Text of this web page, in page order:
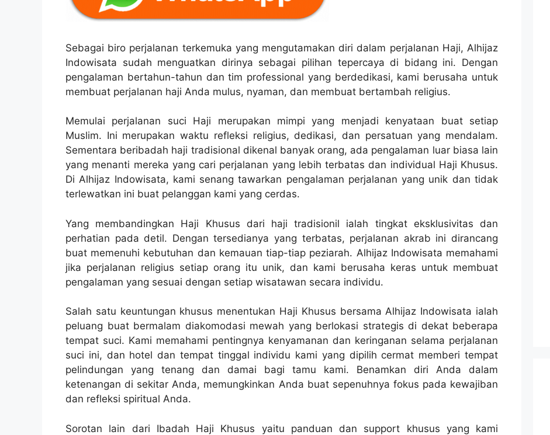
Sebagai biro perjalanan terkemuka yang mengutamakan diri dalam perjalanan Haji, Alhijaz
Indowisata sudah menguatkan dirinya sebagai pilihan tepercaya di bidang ini. Dengan
pengalaman bertahun-tahun dan tim professional yang berdedikasi, kami berusaha untuk
membuat perjalanan haji Anda mulus, nyaman, dan membuat bertambah religius.
Memulai perjalanan suci Haji merupakan mimpi yang menjadi kenyataan buat setiap
Muslim. Ini merupakan waktu refleksi religius, dedikasi, dan persatuan yang mendalam.
Sementara beribadah haji tradisional dikenal banyak orang, ada pengalaman luar biasa lain
yang menanti mereka yang cari perjalanan yang lebih terbatas dan individual Haji Khusus.
Di Alhijaz Indowisata, kami senang tawarkan pengalaman perjalanan yang unik dan tidak
terlewatkan ini buat pelanggan kami yang cerdas.
Yang membandingkan Haji Khusus dari haji tradisionil ialah tingkat eksklusivitas dan
perhatian pada detil. Dengan tersedianya yang terbatas, perjalanan akrab ini dirancang
buat memenuhi kebutuhan dan kemauan tiap-tiap peziarah. Alhijaz Indowisata memahami
jika perjalanan religius setiap orang itu unik, dan kami berusaha keras untuk membuat
pengalaman yang sesuai dengan setiap wisatawan secara individu.
Salah satu keuntungan khusus menentukan Haji Khusus bersama Alhijaz Indowisata ialah
peluang buat bermalam diakomodasi mewah yang berlokasi strategis di dekat beberapa
tempat suci. Kami memahami pentingnya kenyamanan dan keringanan selama perjalanan
suci ini, dan hotel dan tempat tinggal individu kami yang dipilih cermat memberi tempat
pelindungan yang tenang dan damai bagi tamu kami. Benamkan diri Anda dalam
ketenangan di sekitar Anda, memungkinkan Anda buat sepenuhnya fokus pada kewajiban
dan refleksi spiritual Anda.
Sorotan lain dari Ibadah Haji Khusus yaitu panduan dan support khusus yang kami